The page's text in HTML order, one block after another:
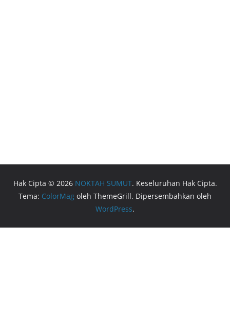
Hak Cipta © 2026 NOKTAH SUMUT. Keseluruhan Hak Cipta.
Tema: ColorMag oleh ThemeGrill. Dipersembahkan oleh
WordPress.